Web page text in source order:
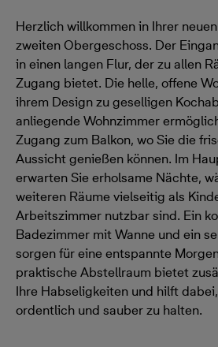
Herzlich willkommen in Ihrer
zweiten Obergeschoss. Der
in einen langen Flur, der zu allen
Zugang bietet. Die helle, offene
ihrem Design zu geselligen
anliegende Wohnzimmer
Zugang zum Balkon, wo Sie die
Aussicht genießen können. Im
erwarten Sie erholsame Nächte,
weiteren Räume vielseitig als
Arbeitszimmer nutzbar sind. Ein
Badezimmer mit Wanne und ein
sorgen für eine entspannte
praktische Abstellraum bietet
Ihre Habseligkeiten und hilft
ordentlich und sauber zu halten.